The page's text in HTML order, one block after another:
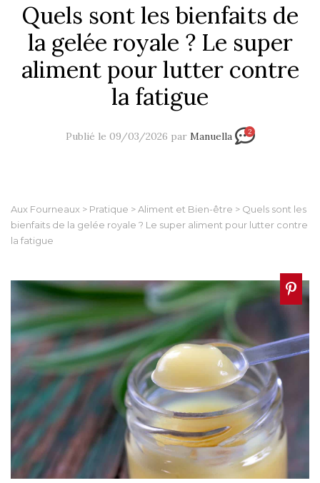
Quels sont les bienfaits de
la gelée royale ? Le super
aliment pour lutter contre
la fatigue
Publié le 09/03/2026 par Manuella 2
Aux Fourneaux > Pratique >Aliment et Bien-être > Quels sont les
bienfaits de la gelée royale ? Le super aliment pour lutter contre
la fatigue